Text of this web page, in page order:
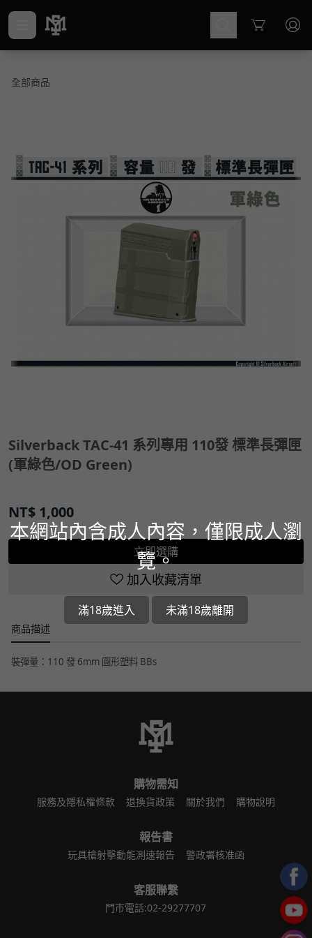
Cart
全部商品
Silverback TAC-41 系列專用 110發 標準長彈匣
(軍綠色/OD Green)
NT$ 1,000
立即選購
加入收藏清單
商品描述
裝彈量：110 發 6mm 圓形塑料 BBs
購物需知
服務及隱私權條款 退換貨政策 關於我們 購物說明
報告書
玩具槍射擊動能測速報告 警政署核准函
客服聯繫
門市電話:02-29277707
本網站內含成人內容，僅限成人瀏
覽。
滿18歲進入 未滿18歲離開